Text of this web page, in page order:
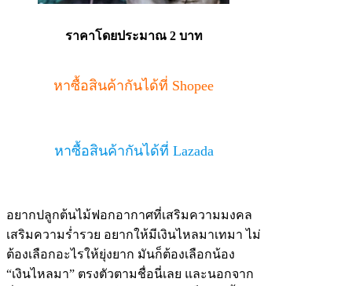
ราคาโดยประมาณ 2 บาท
หาซื้อสินค้ากันได้ที่ Shopee
หาซื้อสินค้ากันได้ที่ Lazada
อยากปลูกต้นไม้ฟอกอากาศที่เสริมความมงคล
เสริมความร่ำรวย อยากให้มีเงินไหลมาเทมา ไม่
ต้องเลือกอะไรให้ยุ่งยาก มันก็ต้องเลือกน้อง
“เงินไหลมา” ตรงตัวตามชื่อนี่เลย และนอกจาก